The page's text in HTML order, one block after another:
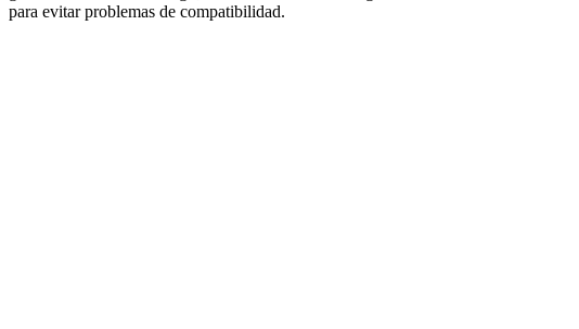
para evitar problemas de compatibilidad.